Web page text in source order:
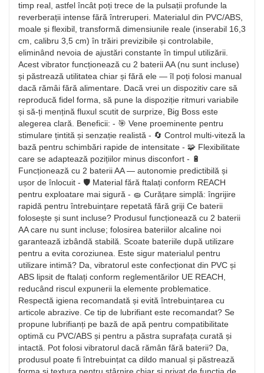
timp real, astfel încât poți trece de la pulsații profunde la
reverberații intense fără întreruperi. Materialul din PVC/ABS,
moale și flexibil, transformă dimensiunile reale (inserabil 16,3
cm, calibru 3,5 cm) în trăiri previzibile și controlabile,
eliminând nevoia de ajustări constante în timpul utilizării.
Acest vibrator funcționează cu 2 baterii AA (nu sunt incluse)
și păstrează utilitatea chiar și fără ele — îl poți folosi manual
dacă rămâi fără alimentare. Dacă vrei un dispozitiv care să
reproducă fidel forma, să pune la dispoziție ritmuri variabile
și să-ți mențină fluxul scutit de surprize, Big Boss este
alegerea clară. Beneficii: - 🎯 Vene proeminente pentru
stimulare țintită și senzație realistă - 🔄 Control multi-viteză la
bază pentru schimbări rapide de intensitate - 🧩 Flexibilitate
care se adaptează pozițiilor minus disconfort - 🔋
Funcționează cu 2 baterii AA — autonomie predictibilă și
ușor de înlocuit - 🛡️ Material fără ftalați conform REACH
pentru exploatare mai sigură - 🧽 Curățare simplă: îngrijire
rapidă pentru întrebuințare repetată fără griji Ce baterii
folosește și sunt incluse? Produsul funcționează cu 2 baterii
AA care nu sunt incluse; folosirea bateriilor alcaline noi
garantează izbândă stabilă. Scoate bateriile după utilizare
pentru a evita coroziunea. Este sigur materialul pentru
utilizare intimă? Da, vibratorul este confecționat din PVC și
ABS lipsit de ftalați conform reglementărilor UE REACH,
reducând riscul expunerii la elemente problematice.
Respectă igiena recomandată și evită întrebuințarea cu
articole abrazive. Ce tip de lubrifiant este recomandat? Se
propune lubrifianți pe bază de apă pentru compatibilitate
optimă cu PVC/ABS și pentru a păstra suprafața curată și
intactă. Pot folosi vibratorul dacă rămân fără baterii? Da,
produsul poate fi întrebuințat ca dildo manual și păstrează